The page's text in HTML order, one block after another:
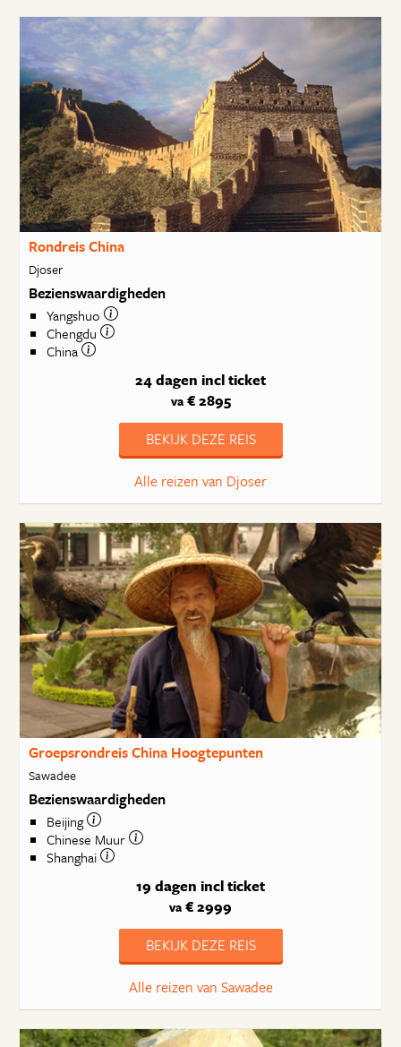
Rondreis China
Djoser
Bezienswaardigheden
Yangshuo
Chengdu
China
24 dagen incl ticket
va€ 2895
BEKIJK DEZE REIS
Alle reizen van Djoser
Groepsrondreis China Hoogtepunten
Sawadee
Bezienswaardigheden
Beijing
Chinese Muur
Shanghai
19 dagen incl ticket
va € 2999
BEKIJK DEZE REIS
Alle reizen van Sawadee